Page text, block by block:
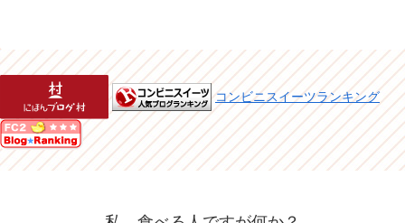
コンビニスイーツランキング